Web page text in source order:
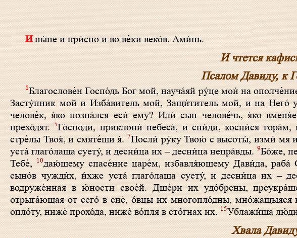
И ны́не и при́сно и во ве́ки веко́в. Ами́нь.
И чтется
Псалом Давиду, к
1Благослове́н Госпо́дь Бог мой, науча́яй ру́це мои́ на
Засту́пник мой и Изба́витель мой, Защи́титель мой, и на
челове́к, я́ко позна́лся еси́ ему? Или́ сын челове́чь, я́ко
прехо́дят.5Го́споди, приклони́ небеса́, и сни́ди, косни́ся
стре́лы Твоя́, и смяте́ши я́. 7Посли́ ру́ку Твою́ с высоты́, изми́ мя
уста́ глаго́лаша суету́, и десни́ца их – десни́ца непра́вды.9Бо́же,
Тебе́,10даю́щему спасе́ние царе́м, избавля́юшему Дави́да,
сыно́в чужди́х, и́хже уста́ глаго́лаша суету́, и десни́ца их –
водруже́нная в ю́ности свое́й. Дще́ри их удо́брены,
отрыга́ющая от сего́ в сие́, о́вцы их многопло́дны, мно́жащыяся
опло́ту, ниже́ прохо́да, ниже́ во́пля в сто́гнах их.15Ублажи́ша
Хвала